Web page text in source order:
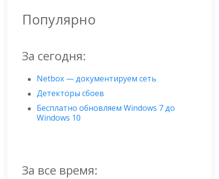
Популярно
За сегодня:
Netbox — документируем сеть
Детекторы сбоев
Бесплатно обновляем Windows 7 до
Windows 10
За все время: